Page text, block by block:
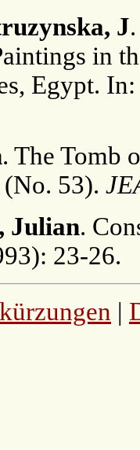
J
in
Egypt.
. The Tomb
53).
Julian.
23-26.
|